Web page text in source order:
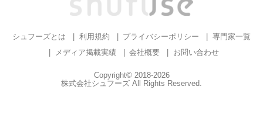
シュフーズとは 利用規約 プライバシーポリシー
専門家一覧
メディア掲載実績
会社概要 お問い合わせ
Copyright© 2018-2026
株式会社シュフーズ All Rights Reserved.